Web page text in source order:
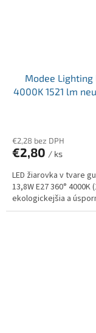
Modee Lighting
4000K 1521 lm
€2,28 bez DPH
€2,80 / ks
LED žiarovka v tvare
13,8W E27 360°
ekologickejšia a